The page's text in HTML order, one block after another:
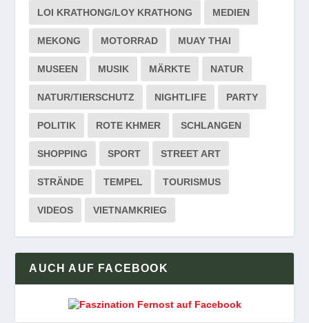
LOI KRATHONG/LOY KRATHONG MEDIEN
MEKONG MOTORRAD MUAY THAI
MUSEEN MUSIK MÄRKTE NATUR
NATUR/TIERSCHUTZ NIGHTLIFE PARTY
POLITIK ROTE KHMER SCHLANGEN
SHOPPING SPORT STREET ART
STRÄNDE TEMPEL TOURISMUS
VIDEOS VIETNAMKRIEG
AUCH AUF FACEBOOK